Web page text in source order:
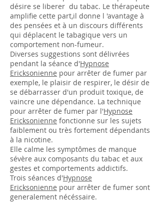
désire se liberer du tabac. Le thérapeute
amplifie cette part,il donne l 'avantage à
des pensées et à un discours différents
qui déplacent le tabagique vers un
comportement non-fumeur.
Diverses suggestions sont délivrées
pendant la séance d'Hypnose
Ericksonienne pour arrêter de fumer par
exemple, le plaisir de respirer, le désir de
se débarrasser d'un produit toxique, de
vaincre une dépendance. La technique
pour arrêter de fumer par l'Hypnose
Ericksonienne fonctionne sur les sujets
faiblement ou très fortement dépendants
à la nicotine.
Elle calme les symptômes de manque
sévère aux composants du tabac et aux
gestes et comportements addictifs.
Trois séances d'Hypnose
Ericksonienne pour arrêter de fumer sont
generalement nécéssaire.